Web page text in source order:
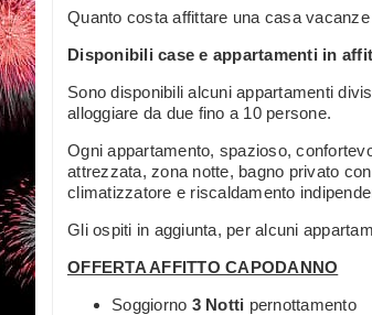
Quanto costa affittare una casa
Disponibili case e appartamenti in
Sono disponibili alcuni appartamenti
alloggiare da due fino a 10 persone.
Ogni appartamento, spazioso,
attrezzata, zona notte, bagno privato
climatizzatore e riscaldamento
Gli ospiti in aggiunta, per alcuni
OFFERTA AFFITTO CAPODANNO
Soggiorno 3 Notti pernottamento